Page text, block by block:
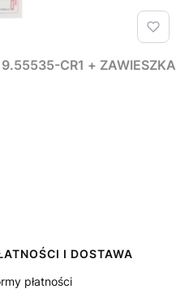
CR1 + ZAWIESZKA
I DOSTAWA
płatności